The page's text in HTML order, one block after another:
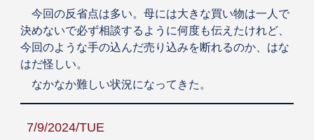
今回の反省点は多い。母には大きな買い物は一人で
決めないで必ず相談するように何度も伝えたけれど、
今回のような手の込んだ売り込みを断れるのか、はな
はだ怪しい。
なかなか難しい状況になってきた。
7/9/2024/TUE